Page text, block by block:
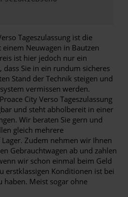
Tageszulassung ist die
Neuwagen in Bautzen
ist hier jedoch nur ein
Sie in ein rundum sicheres
Stand der Technik steigen und
vermissen werden.
City Verso Tageszulassung
und steht abholbereit in einer
Wir beraten Sie gern und
gleich mehrere
Zudem nehmen wir Ihnen
Gebrauchtwagen ab und zahlen
wir schon einmal beim Geld
erstklassigen Konditionen ist bei
haben. Meist sogar ohne